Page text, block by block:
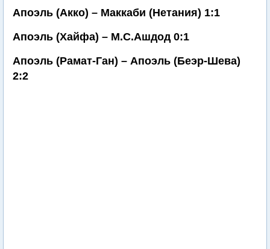
Апоэль (Акко) – Маккаби (Нетания) 1:1
Апоэль (Хайфа) – М.С.Ашдод 0:1
Апоэль (Рамат-Ган) – Апоэль (Беэр-Шева)
2:2